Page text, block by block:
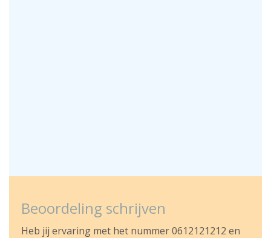
Beoordeling schrijven
Heb jij ervaring met het nummer 0612121212 en